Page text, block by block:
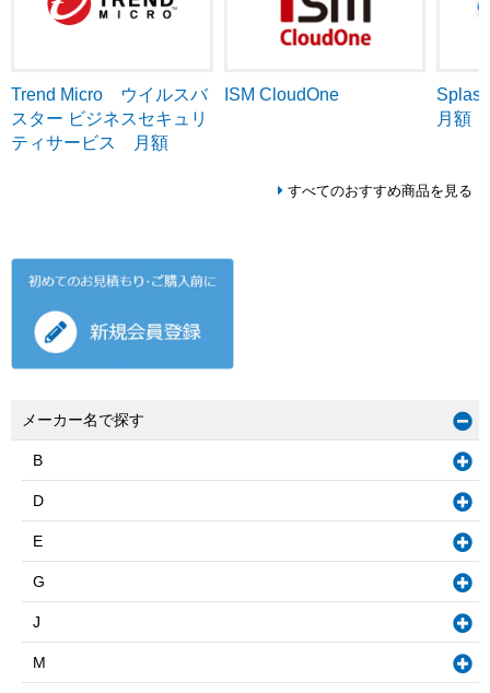
Trend Micro ウイルスバ
スター ビジネスセキュリ
ティサービス 月額
ISM CloudOne
月額
すべてのおすすめ商品を見る
メーカー名で探す
B
D
E
G
J
M